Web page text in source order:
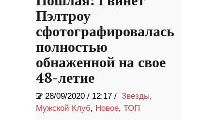
Пэлтроу
сфотографировалась
полностью
обнаженной на свое
48-летие
28/09/2020 / 12:17 / Звезды,
Мужской Клуб, Новое, ТОП